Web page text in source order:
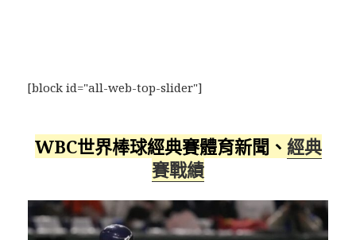
[block id="all-web-top-slider"]
WBC世界棒球經典賽體育新聞、 經典
賽戰績